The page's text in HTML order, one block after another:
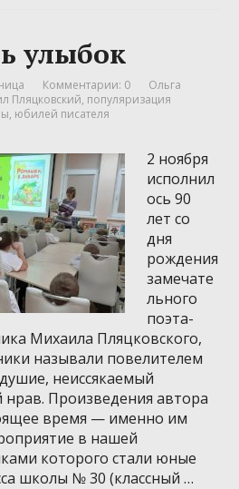
улыбок
Комментарии: 0
Ольга
Пляцковский, популяризация
, юбилей писателя
2 ноября
исполнил
ось 90
лет со
дня
рождения
замечате
льного
поэта-
Михаила Пляцковского,
называли повелителем
неиссякаемый
Произведения автора
время — именно им
в нашей
которого стали юные
школы № 30 (классный …